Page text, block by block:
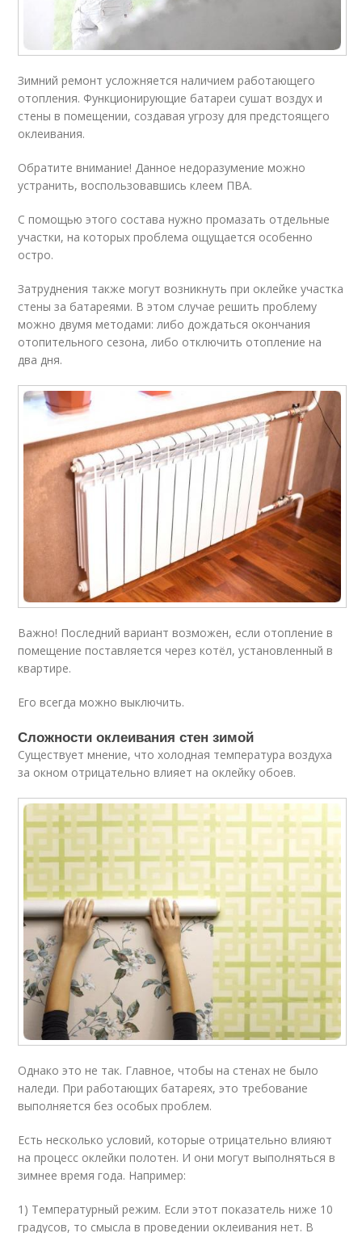
Зимний ремонт усложняется наличием работающего
отопления. Функционирующие батареи сушат воздух и
стены в помещении, создавая угрозу для предстоящего
оклеивания.
Обратите внимание! Данное недоразумение можно
устранить, воспользовавшись клеем ПВА.
С помощью этого состава нужно промазать отдельные
участки, на которых проблема ощущается особенно
остро.
Затруднения также могут возникнуть при оклейке участка
стены за батареями. В этом случае решить проблему
можно двумя методами: либо дождаться окончания
отопительного сезона, либо отключить отопление на
два дня.
Важно! Последний вариант возможен, если отопление в
помещение поставляется через котёл, установленный в
квартире.
Его всегда можно выключить.
Сложности оклеивания стен зимой
Существует мнение, что холодная температура воздуха
за окном отрицательно влияет на оклейку обоев.
Однако это не так. Главное, чтобы на стенах не было
наледи. При работающих батареях, это требование
выполняется без особых проблем.
Есть несколько условий, которые отрицательно влияют
на процесс оклейки полотен. И они могут выполняться в
зимнее время года. Например:
1) Температурный режим. Если этот показатель ниже 10
градусов, то смысла в проведении оклеивания нет. В